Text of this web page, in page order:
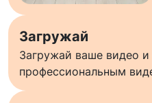
Загружай
Загружай ваше видео
профессиональным